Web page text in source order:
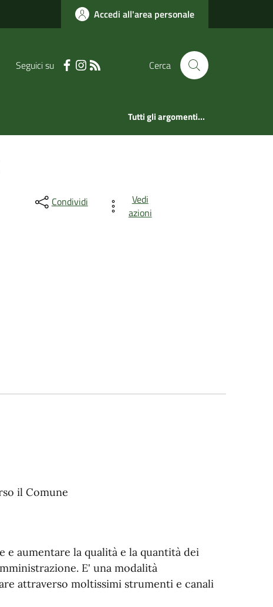
Accedi all'area personale
Seguici su Cerca
Tutti gli argomenti...
Condividi
Vedi
azioni
il Comune
e aumentare la qualità e la quantità dei
E' una modalità
attraverso moltissimi strumenti e canali